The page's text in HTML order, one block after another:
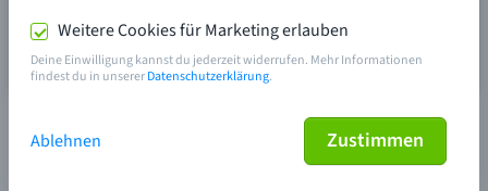
Weitere Cookies für Marketing erlauben
Deine Einwilligung kannst du jederzeit widerrufen. Mehr Informationen
findest du in unsererDatenschutzerklärung.
Ablehnen Zustimmen